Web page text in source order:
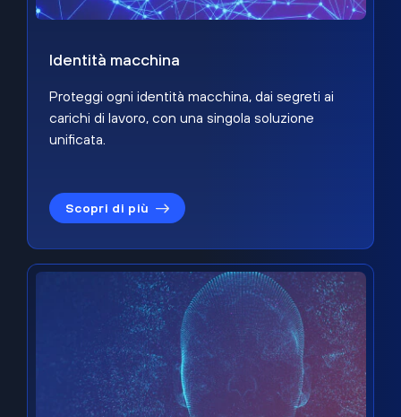
Identità macchina
Proteggi ogni identità macchina, dai segreti ai
carichi di lavoro, con una singola soluzione
unificata.
Scopri di più